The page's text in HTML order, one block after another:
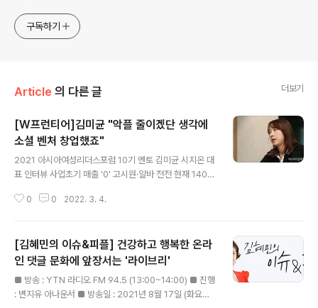
구독하기
Article 의 다른 글 더보기
[W프런티어]김미균 "악플 줄이겠단 생각에
소셜 벤처 창업했죠"
2021 아시아여성리더스포럼 10기 멘토 김미균 시지온 대
표 인터뷰 사업초기 매출 '0' 고시원·알바 전전 현재 1400
기 창업 아이템·돈보다 동반자가 중요 여성 창업, 육아 부담
sdream@ [아시아경제 박지환 기자] "돈을 많이 벌겠다
는 생각보다는 온라인상에 퍼져있는 악성 댓글로부터 피해
를 보는 사람들이 없었으면 좋겠다는 마음에서 시작했어
요." 2007년은 온라인 악성 댓글 문제가 심각한 사회문제
로 떠오르던 시기였다. 대학에서 신문방송학을 공부하며
0 0 2022. 3. 4.
[김혜민의 이슈&피플] 건강하고 행복한 온라
인 댓글 문화에 앞장서는 '라이브리'
■ 방송 : YTN 라디오 FM 94.5 (13:00~14:00) ■ 진행
: 변지유 아나운서 ■ 방송일 : 2021년 8월 17일 (화요일)